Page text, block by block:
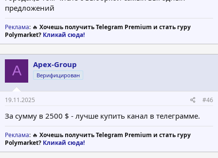
предложений
Реклама: 🔥 Хочешь получить Telegram Premium и стать гуру
Polymarket? Кликай сюда!
A Apex-Group
Верифицирован
19.11.2025 #46
За сумму в 2500 $ - лучше купить канал в телеграмме.
Реклама: 🔥 Хочешь получить Telegram Premium и стать гуру
Polymarket? Кликай сюда!